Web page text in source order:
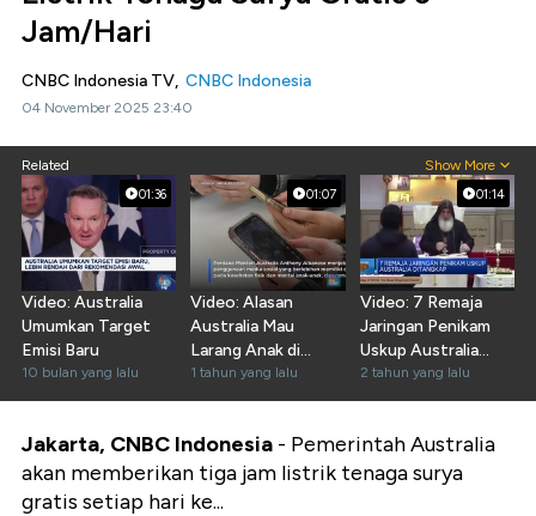
Jam/Hari
CNBC Indonesia TV, CNBC Indonesia
04 November 2025 23:40
Related Show More
01:36
Video: Australia
Umumkan Target
Emisi Baru
10 bulan yang lalu
01:07
Video: Alasan
Australia Mau
Larang Anak di
Bawah 16 Tahun
Main Medsos
1 tahun yang lalu
01:14
Video: 7 Remaja
Jaringan Penikam
Uskup Australia
Ditangkap
2 tahun yang lalu
Jakarta, CNBC Indonesia - Pemerintah Australia
akan memberikan tiga jam listrik tenaga surya
gratis setiap hari ke...